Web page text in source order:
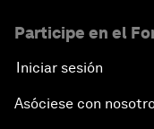
Participe en el
Iniciar sesión
Asóciese con